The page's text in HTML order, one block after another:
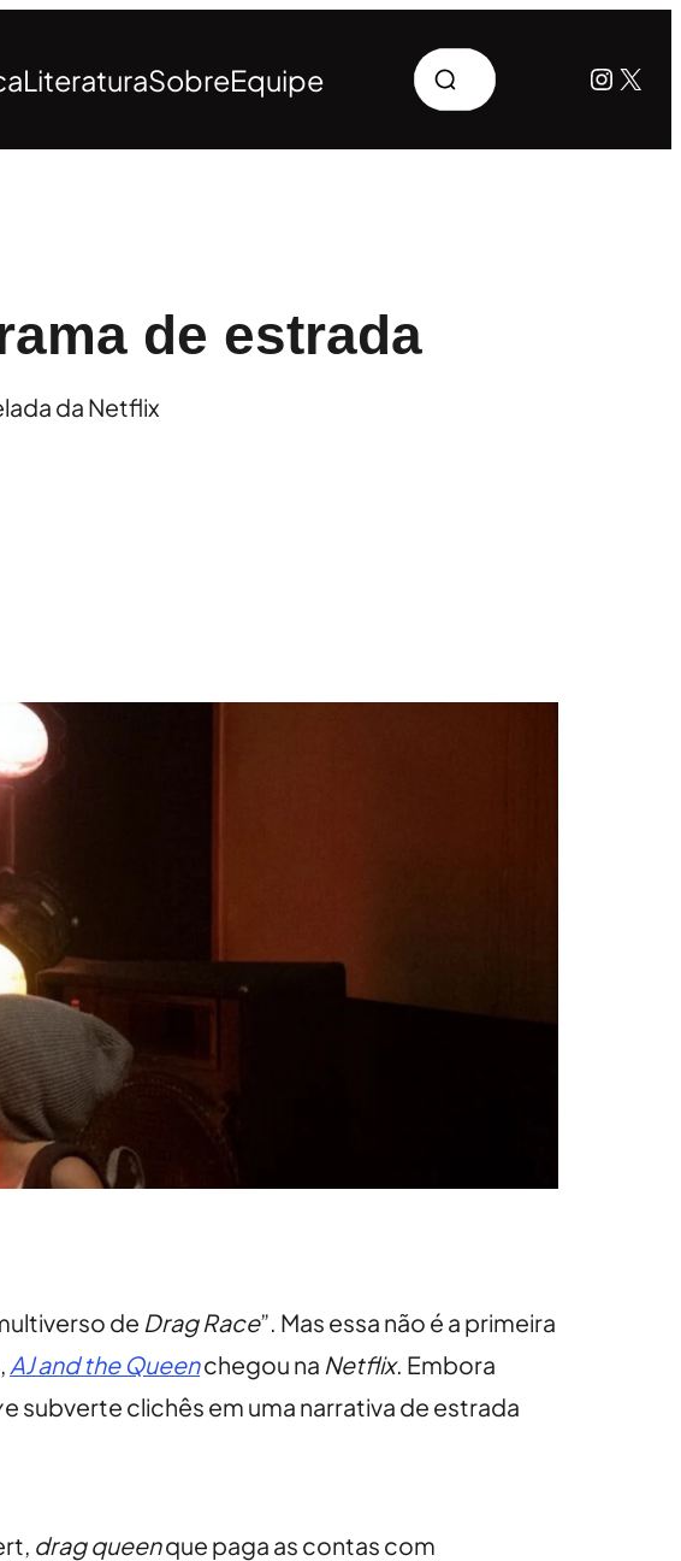
LiteraturaSobreEquipe Pesquisar X
de estrada
da Netflix
de Drag Race”. Mas essa não é a primeira
AJ and the Queenchegou na Netflix. Embora
e subverte clichês em uma narrativa de estrada
drag queenque paga as contas com